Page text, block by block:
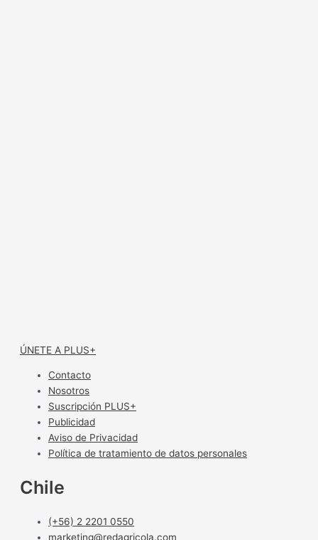
ÚNETE A PLUS+
Contacto
Nosotros
Suscripción PLUS+
Publicidad
Aviso de Privacidad
Política de tratamiento de datos personales
Chile
(+56) 2 2201 0550
marketing@redagricola.com